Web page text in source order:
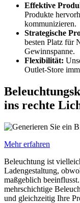
Effektive
Produkte
kommunizieren.
Strategische
besten Platz für
Gewinnspanne.
Flexibilität:
Outlet-Store
ins rechte
Mehr erfahren
Beleuchtung ist
Ladengestaltung,
maßgeblich
mehrschichtige
und gleichzeitig Ihre